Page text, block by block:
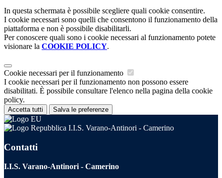
In questa schermata è possibile scegliere quali cookie consentire.
I cookie necessari sono quelli che consentono il funzionamento della
piattaforma e non è possibile disabilitarli.
Per conoscere quali sono i cookie necessari al funzionamento potete
visionare la COOKIE POLICY.
Cookie necessari per il funzionamento
I cookie necessari per il funzionamento non possono essere
disabilitati. È possibile consultare l'elenco nella pagina della cookie
policy.
Accetta tutti Salva le preferenze
I.I.S. Varano-Antinori - Camerino
Contatti
I.I.S. Varano-Antinori - Camerino